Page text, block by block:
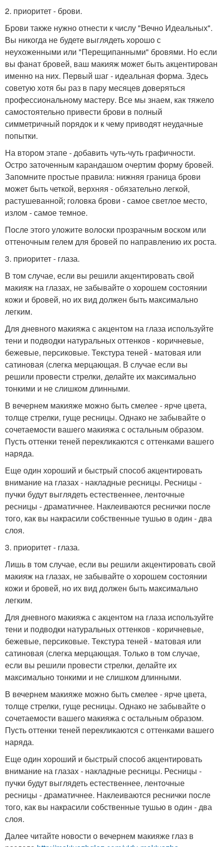
2. приоритет - брови.
Брови также нужно отнести к числу "Вечно Идеальных".
Вы никогда не будете выглядеть хорошо с
неухоженными или "Перещипанными" бровями. Но если
вы фанат бровей, ваш макияж может быть акцентирован
именно на них. Первый шаг - идеальная форма. Здесь
советую хотя бы раз в пару месяцев доверяться
профессиональному мастеру. Все мы знаем, как тяжело
самостоятельно привести брови в полный
симметричный порядок и к чему приводят неудачные
попытки.
На втором этапе - добавить чуть-чуть графичности.
Остро заточенным карандашом очертим форму бровей.
Запомните простые правила: нижняя граница брови
может быть четкой, верхняя - обязательно легкой,
растушеванной; головка брови - самое светлое место,
излом - самое темное.
После этого уложите волоски прозрачным воском или
оттеночным гелем для бровей по направлению их роста.
3. приоритет - глаза.
В том случае, если вы решили акцентировать свой
макияж на глазах, не забывайте о хорошем состоянии
кожи и бровей, но их вид должен быть максимально
легким.
Для дневного макияжа с акцентом на глаза используйте
тени и подводки натуральных оттенков - коричневые,
бежевые, персиковые. Текстура теней - матовая или
сатиновая (слегка мерцающая. В случае если вы
решили провести стрелки, делайте их максимально
тонкими и не слишком длинными.
В вечернем макияже можно быть смелее - ярче цвета,
толще стрелки, гуще ресницы. Однако не забывайте о
сочетаемости вашего макияжа с остальным образом.
Пусть оттенки теней перекликаются с оттенками вашего
наряда.
Еще один хороший и быстрый способ акцентировать
внимание на глазах - накладные ресницы. Ресницы -
пучки будут выглядеть естественнее, ленточные
ресницы - драматичнее. Наклеиваются реснички после
того, как вы накрасили собственные тушью в один - два
слоя.
3. приоритет - глаза.
Лишь в том случае, если вы решили акцентировать свой
макияж на глазах, не забывайте о хорошем состоянии
кожи и бровей, но их вид должен быть максимально
легким.
Для дневного макияжа с акцентом на глаза используйте
тени и подводки натуральных оттенков - коричневые,
бежевые, персиковые. Текстура теней - матовая или
сатиновая (слегка мерцающая. Только в том случае,
если вы решили провести стрелки, делайте их
максимально тонкими и не слишком длинными.
В вечернем макияже можно быть смелее - ярче цвета,
толще стрелки, гуще ресницы. Однако не забывайте о
сочетаемости вашего макияжа с остальным образом.
Пусть оттенки теней перекликаются с оттенками вашего
наряда.
Еще один хороший и быстрый способ акцентировать
внимание на глазах - накладные ресницы. Ресницы -
пучки будут выглядеть естественнее, ленточные
ресницы - драматичнее. Наклеиваются реснички после
того, как вы накрасили собственные тушью в один - два
слоя.
Далее читайте новости о вечернем макияже глаз в